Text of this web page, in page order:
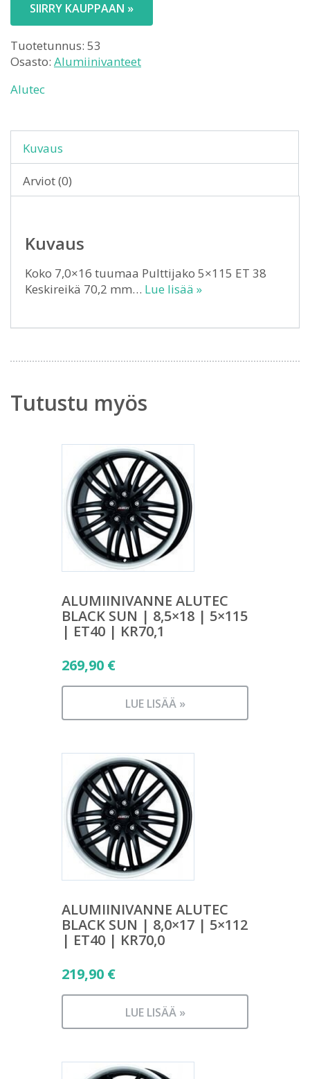
SIIRRY KAUPPAAN »
Tuotetunnus: 53
Osasto: Alumiinivanteet
Alutec
Kuvaus
Arviot (0)
Kuvaus
Koko 7,0×16 tuumaa Pulttijako 5×115 ET 38
Keskireikä 70,2 mm… Lue lisää »
Tutustu myös
ALUMIINIVANNE ALUTEC
BLACK SUN | 8,5×18 | 5×115
| ET40 | KR70,1
269,90 €
LUE LISÄÄ »
ALUMIINIVANNE ALUTEC
BLACK SUN | 8,0×17 | 5×112
| ET40 | KR70,0
219,90 €
LUE LISÄÄ »